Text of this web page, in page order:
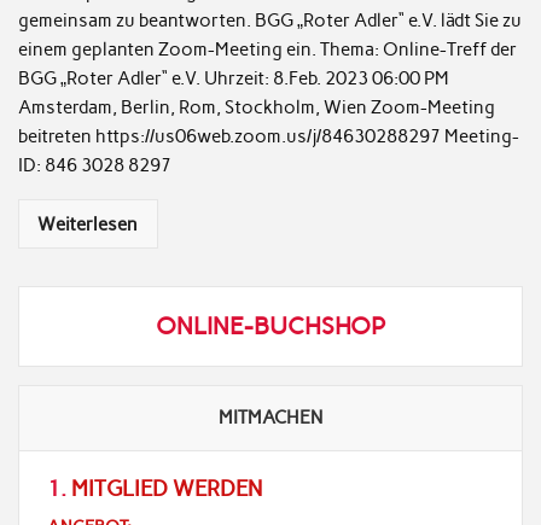
gemeinsam zu beantworten. BGG „Roter Adler“ e.V. lädt Sie zu
einem geplanten Zoom-Meeting ein. Thema: Online-Treff der
BGG „Roter Adler“ e.V. Uhrzeit: 8.Feb. 2023 06:00 PM
Amsterdam, Berlin, Rom, Stockholm, Wien Zoom-Meeting
beitreten https://us06web.zoom.us/j/84630288297 Meeting-
ID: 846 3028 8297
Weiterlesen
ONLINE-BUCHSHOP
MITMACHEN
1. MITGLIED WERDEN